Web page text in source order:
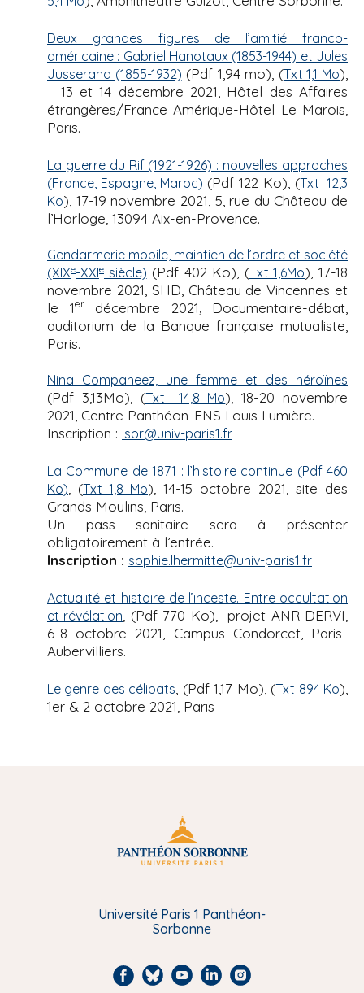
Deux grandes figures de l’amitié franco-
américaine : Gabriel Hanotaux (1853-1944) et Jules
Jusserand (1855-1932) (Pdf 1,94 mo), (Txt 1,1 Mo),
13 et 14 décembre 2021, Hôtel des Affaires
étrangères/France Amérique-Hôtel Le Marois,
Paris.
La guerre du Rif (1921-1926) : nouvelles approches
(France, Espagne, Maroc) (Pdf 122 Ko), (Txt 12,3
Ko), 17-19 novembre 2021, 5, rue du Château de
l’Horloge, 13094 Aix-en-Provence.
Gendarmerie mobile, maintien de l’ordre et société
(XIXe-XXIe siècle) (Pdf 402 Ko), (Txt 1,6Mo), 17-18
novembre 2021, SHD, Château de Vincennes et
le 1erdécembre 2021,
Documentaire-débat,
auditorium de la Banque française mutualiste,
Paris.
Nina Companeez, une femme et des héroïnes
(Pdf 3,13Mo), (Txt 14,8 Mo), 18-20 novembre
2021, Centre Panthéon-ENS Louis Lumière.
Inscription : isor@univ-paris1.fr
La Commune de 1871 : l’histoire continue (Pdf 460
Ko) , (Txt 1,8 Mo), 14-15 octobre 2021, site des
Grands Moulins, Paris.
Un pass sanitaire sera à présenter
obligatoirement à l’entrée.
Inscription : sophie.lhermitte@univ-paris1.fr
Actualité et histoire de l’inceste. Entre occultation
et révélation , (Pdf 770 Ko), projet ANR DERVI,
6-8 octobre 2021, Campus Condorcet, Paris-
Aubervilliers.
Le genre des célibats , (Pdf 1,17 Mo), (Txt 894 Ko),
1er & 2 octobre 2021, Paris
Université Paris 1 Panthéon-
Sorbonne
F
B
Y
L
I